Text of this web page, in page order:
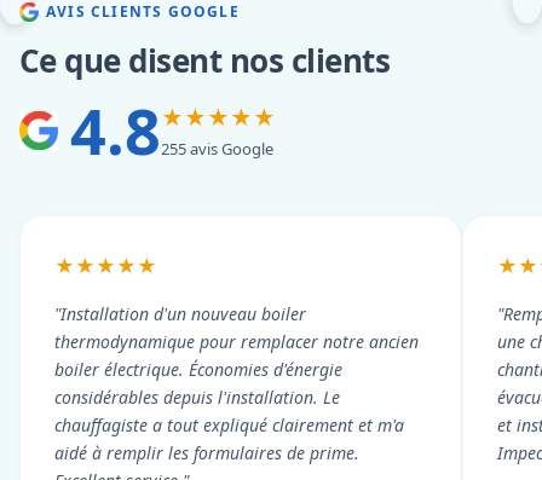
AVIS CLIENTS GOOGLE
Ce que disent nos clients
4.8★★★★★
255 avis Google
★★★★★
"Installation d'un nouveau boiler
thermodynamique pour remplacer notre ancien
boiler électrique. Économies d'énergie
considérables depuis l'installation. Le
chauffagiste a tout expliqué clairement et m'a
aidé à remplir les formulaires de prime.
une
et